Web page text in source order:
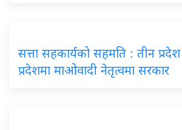
सत्ता सहकार्यको सहमति : तीन
प्रदेशमा माओवादी नेतृत्वमा सरकार